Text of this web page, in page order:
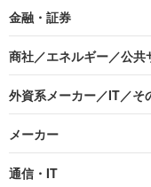
金融・証券
商社／エネルギー／公共
外資系メーカー／IT／そ
メーカー
通信・IT